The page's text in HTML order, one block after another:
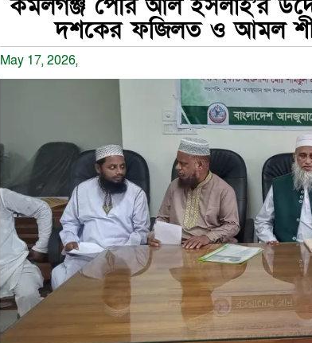
কমলগঞ্জ পৌর আল ইসলাহ’র
দশকের ফজিলত ও আমল
May 17, 2026,